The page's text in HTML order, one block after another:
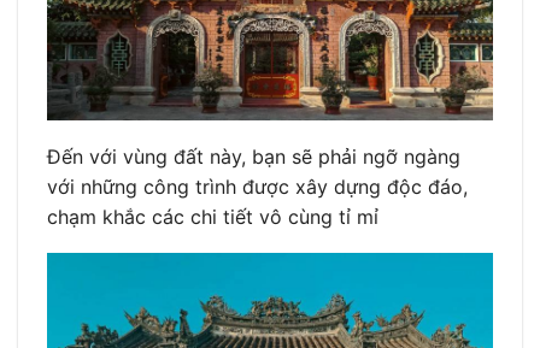
Đến với vùng đất này, bạn sẽ phải ngỡ ngàng
với những công trình được xây dựng độc đáo,
chạm khắc các chi tiết vô cùng tỉ mỉ